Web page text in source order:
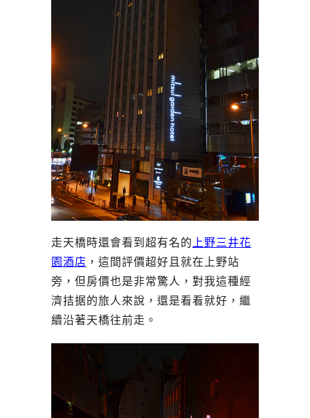
走天橋時還會看到超有名的 上野三井花
園酒店 ，這間評價超好且就在上野站
旁，但房價也是非常驚人，對我這種經
濟拮据的旅人來說，還是看看就好，繼
續沿著天橋往前走。